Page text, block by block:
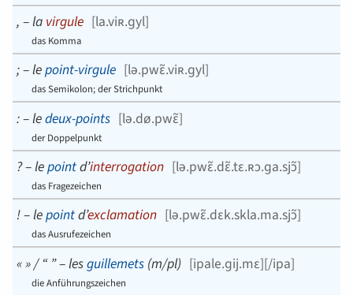
, –la virgule [la.viʀ.ɡyl]
das Komma
;–lepoint-virgule [lə.pwɛ̃.viʀ.ɡyl]
das Semikolon; der Strichpunkt
:–ledeux-points [lə.dø.pwɛ̃]
der Doppelpunkt
?–lepointd’interrogation [lə.pwɛ̃.dɛ̃.tɛ.ʀɔ.ɡa.sjɔ̃]
das Fragezeichen
!–lepointd’exclamation [lə.pwɛ̃.dɛk.skla.ma.sjɔ̃]
das Ausrufezeichen
« » / “ ”–lesguillemets (m/pl) [ipale.ɡij.mɛ][/ipa]
die Anführungszeichen